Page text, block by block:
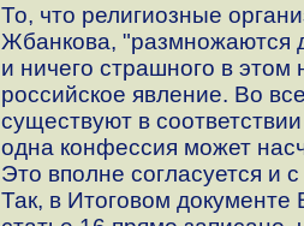
То, что религиозные
Жбанкова, "размножаются
и ничего страшного в этом
российское явление. Во
существуют в
одна конфессия может
Это вполне согласуется и
Так, в Итоговом документе